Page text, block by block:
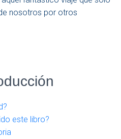
nosotros por otros
este libro?